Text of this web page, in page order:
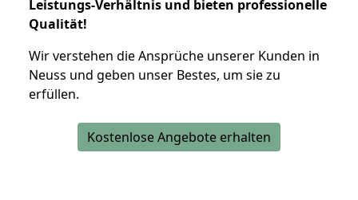
Leistungs-Verhältnis und bieten professionelle
Qualität!
Wir verstehen die Ansprüche unserer Kunden in
Neuss und geben unser Bestes, um sie zu
erfüllen.
Kostenlose Angebote erhalten